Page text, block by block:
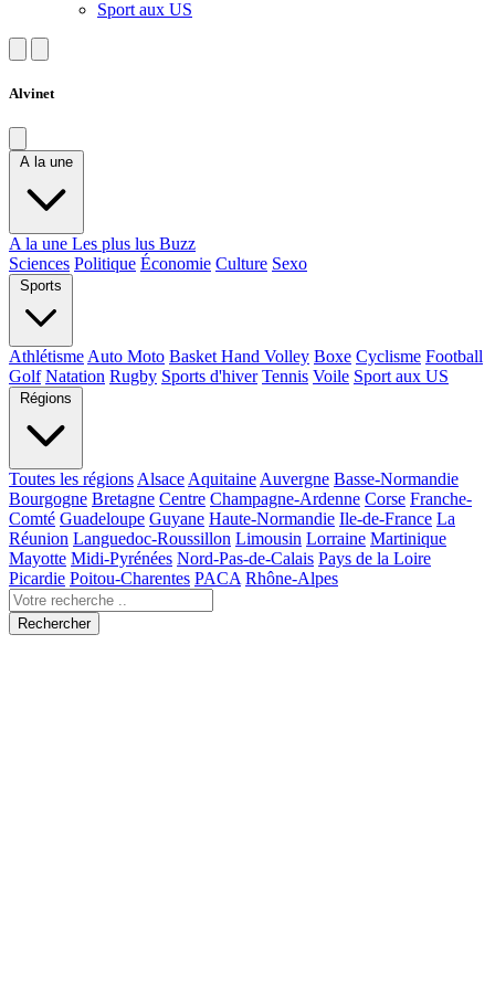
Sport aux US
Alvinet
A la une
A la une Les plus lus Buzz
Sciences Politique Économie Culture Sexo
Sports
Athlétisme Auto Moto Basket Hand Volley Boxe Cyclisme Football
Golf Natation Rugby Sports d'hiver Tennis Voile Sport aux US
Régions
Toutes les régions Alsace Aquitaine Auvergne Basse-Normandie
Bourgogne Bretagne Centre Champagne-Ardenne Corse Franche-
Comté Guadeloupe Guyane Haute-Normandie Ile-de-France La
Réunion Languedoc-Roussillon Limousin Lorraine Martinique
Mayotte Midi-Pyrénées Nord-Pas-de-Calais Pays de la Loire
Picardie Poitou-Charentes PACA Rhône-Alpes
Rechercher